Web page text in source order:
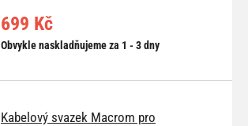
699 Kč
Obvykle naskladňujeme za 1 - 3 dny
Kabelový svazek Macrom pro